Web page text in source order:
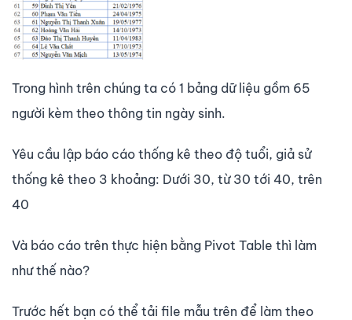
Trong hình trên chúng ta có 1 bảng dữ liệu gồm 65
người kèm theo thông tin ngày sinh.
Yêu cầu lập báo cáo thống kê theo độ tuổi, giả sử
thống kê theo 3 khoảng: Dưới 30, từ 30 tới 40, trên
40
Và báo cáo trên thực hiện bằng Pivot Table thì làm
như thế nào?
Trước hết bạn có thể tải file mẫu trên để làm theo